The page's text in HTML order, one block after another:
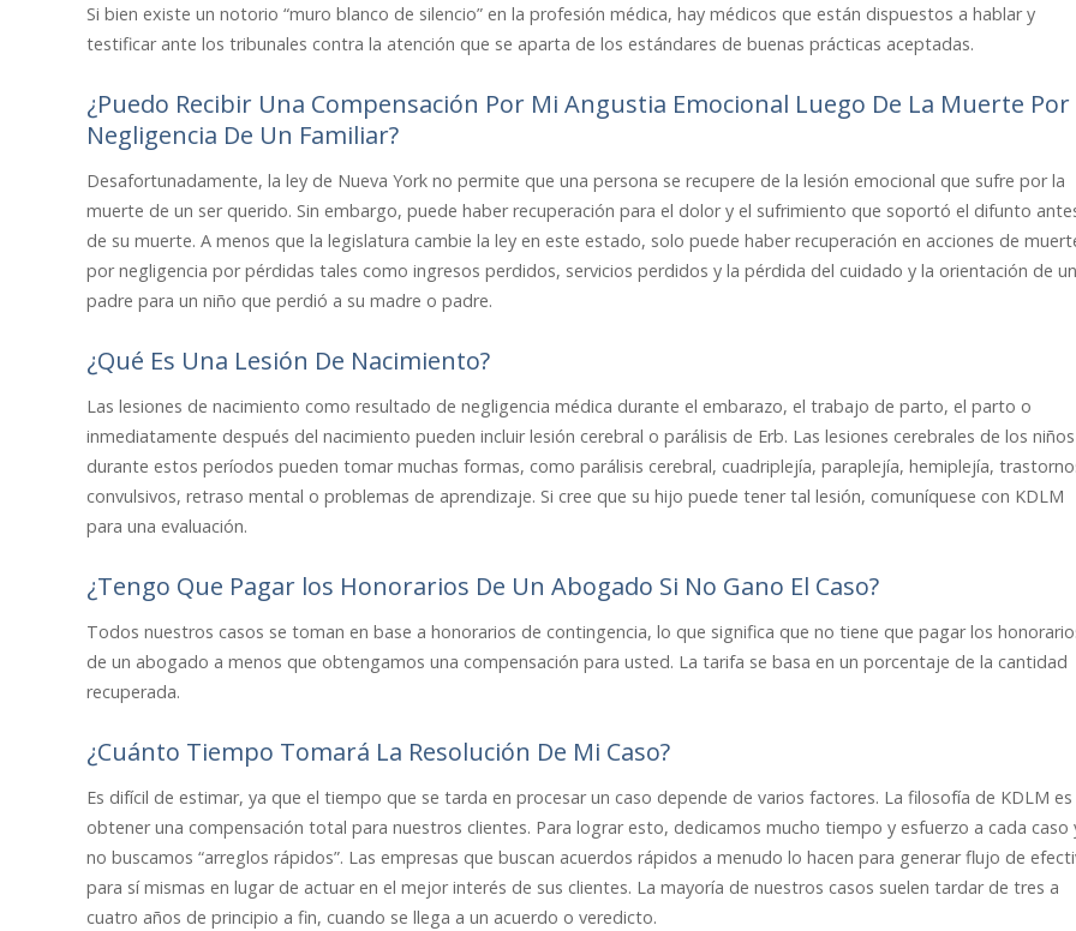
Si bien existe un notorio “muro blanco de silencio” en la profesión médica, hay médicos que están dispuestos a hablar y
testificar ante los tribunales contra la atención que se aparta de los estándares de buenas prácticas aceptadas.
¿Puedo Recibir Una Compensación Por Mi Angustia Emocional Luego De La Muerte Por
Negligencia De Un Familiar?
Desafortunadamente, la ley de Nueva York no permite que una persona se recupere de la lesión emocional que sufre por la
muerte de un ser querido. Sin embargo, puede haber recuperación para el dolor y el sufrimiento que soportó el difunto
de su muerte. A menos que la legislatura cambie la ley en este estado, solo puede haber recuperación en acciones de
por negligencia por pérdidas tales como ingresos perdidos, servicios perdidos y la pérdida del cuidado y la orientación de un
padre para un niño que perdió a su madre o padre.
¿Qué Es Una Lesión De Nacimiento?
Las lesiones de nacimiento como resultado de negligencia médica durante el embarazo, el trabajo de parto, el parto o
inmediatamente después del nacimiento pueden incluir lesión cerebral o parálisis de Erb. Las lesiones cerebrales de los niños
durante estos períodos pueden tomar muchas formas, como parálisis cerebral, cuadriplejía, paraplejía, hemiplejía,
convulsivos, retraso mental o problemas de aprendizaje. Si cree que su hijo puede tener tal lesión, comuníquese con KDLM
para una evaluación.
¿Tengo Que Pagar los Honorarios De Un Abogado Si No Gano El Caso?
Todos nuestros casos se toman en base a honorarios de contingencia, lo que significa que no tiene que pagar los
de un abogado a menos que obtengamos una compensación para usted. La tarifa se basa en un porcentaje de la cantidad
recuperada.
¿Cuánto Tiempo Tomará La Resolución De Mi Caso?
Es difícil de estimar, ya que el tiempo que se tarda en procesar un caso depende de varios factores. La filosofía de KDLM es
obtener una compensación total para nuestros clientes. Para lograr esto, dedicamos mucho tiempo y esfuerzo a cada caso
no buscamos “arreglos rápidos”. Las empresas que buscan acuerdos rápidos a menudo lo hacen para generar flujo de
para sí mismas en lugar de actuar en el mejor interés de sus clientes. La mayoría de nuestros casos suelen tardar de tres a
cuatro años de principio a fin, cuando se llega a un acuerdo o veredicto.